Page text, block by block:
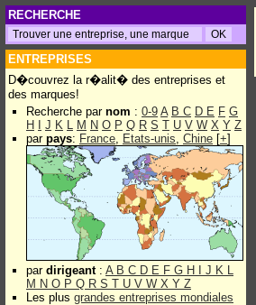
RECHERCHE
ENTREPRISES
D�couvrez la r�alit� des entreprises et
des marques!
Recherche par nom : 0-9 A B C D E F G
H
J K L M N O P Q R S T U V W X Y Z
par pays: France, Etats-unis, Chine [+]
par dirigeant: A B C D E F G H J K L
M N O P Q R S T U V W X Y Z
Les plus grandes entreprises mondiales